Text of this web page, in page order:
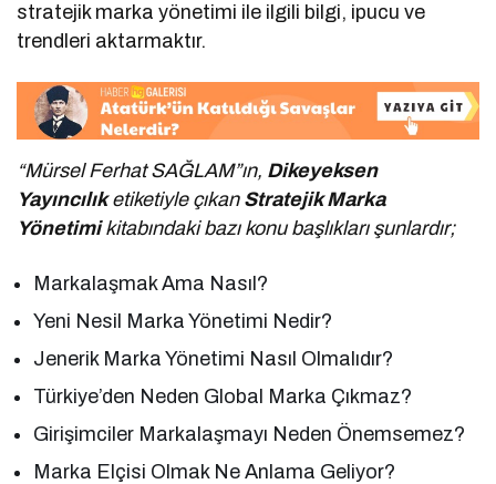
stratejik marka yönetimi ile ilgili bilgi, ipucu ve
trendleri aktarmaktır.
“Mürsel Ferhat SAĞLAM”ın, Dikeyeksen
Yayıncılıketiketiyle çıkan Stratejik Marka
Yönetimikitabındaki bazı konu başlıkları şunlardır;
Markalaşmak Ama Nasıl?
Yeni Nesil Marka Yönetimi Nedir?
Jenerik Marka Yönetimi Nasıl Olmalıdır?
Türkiye’den Neden Global Marka Çıkmaz?
Girişimciler Markalaşmayı Neden Önemsemez?
Marka Elçisi Olmak Ne Anlama Geliyor?